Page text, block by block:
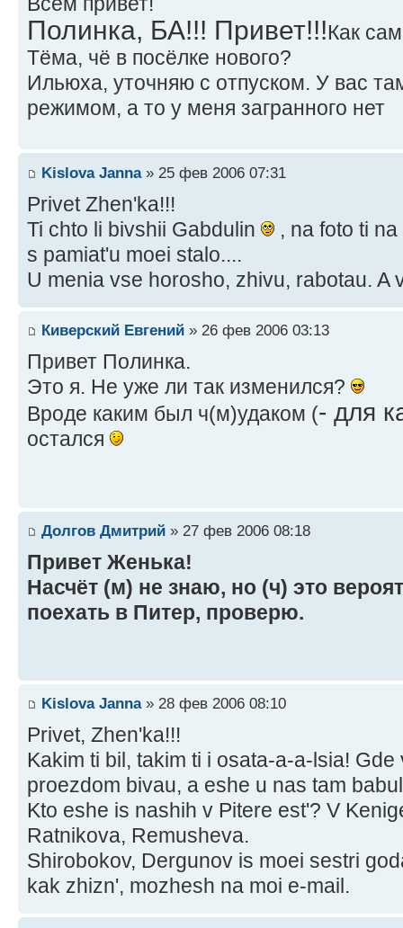
Полинка, БА!!! Привет!!!Как
Тёма, чё в посёлке нового?
Ильюха, уточняю с отпуском. У вас
режимом, а то у меня загранного нет
Kislova Janna» 25 фев 2006 07:31
Privet Zhen'ka!!!
Ti chto li bivshii Gabdulin
, na foto ti
s pamiat'u moei stalo....
U menia vse horosho, zhivu, rabotau. A
Киверский Евгений » 26 фев 2006 03:13
Привет Полинка.
Это я. Не уже ли так изменился?
Вроде каким был ч(м)удаком (- для
остался
Долгов Дмитрий » 27 фев 2006 08:18
Привет Женька!
Насчёт (м) не знаю, но (ч) это
поехать в Питер, проверю.
Kislova Janna» 28 фев 2006 08:10
Privet, Zhen'ka!!!
Kakim ti bil, takim ti i osata-a-a-lsia!
proezdom bivau, a eshe u nas tam
Kto eshe is nashih v Pitere est'? V
Ratnikova, Remusheva.
Shirobokov, Dergunov is moei sestri
kak zhizn', mozhesh na moi e-mail.